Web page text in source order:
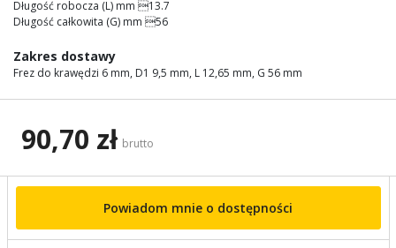
Długość robocza (L) mm 13.7
Długość całkowita (G) mm 56
Zakres dostawy
Frez do krawędzi 6 mm, D1 9,5 mm, L 12,65 mm, G 56 mm
90,70 zł brutto
Powiadom mnie o dostępności